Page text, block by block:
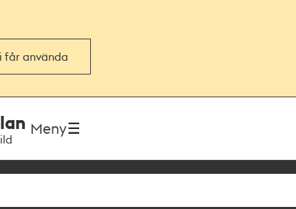
får använda
Meny